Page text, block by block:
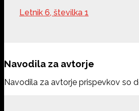
Letnik 6, številka 1
Navodila za avtorje
Navodila za avtorje prispevkov so